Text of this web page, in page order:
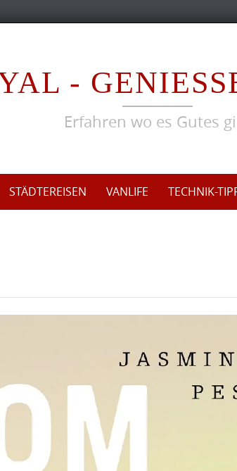
-
Erfahren wo es Gutes
STÄDTEREISEN VANLIFE TECHNIK-